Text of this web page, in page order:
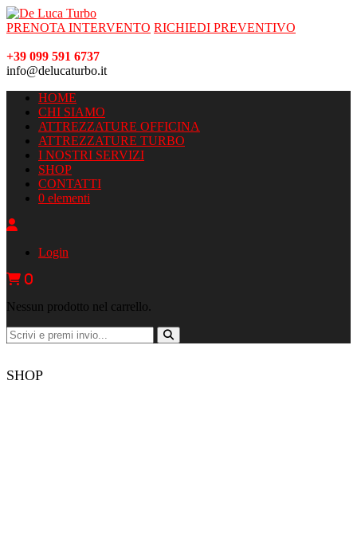
PRENOTA INTERVENTO RICHIEDI PREVENTIVO
+39 099 591 6737
info@delucaturbo.it
HOME
CHI SIAMO
ATTREZZATURE OFFICINA
ATTREZZATURE TURBO
I NOSTRI SERVIZI
SHOP
CONTATTI
0 elementi
Login
0
Nessun prodotto nel carrello.
SHOP